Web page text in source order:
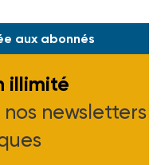
aux abonnés
illimité
newsletters